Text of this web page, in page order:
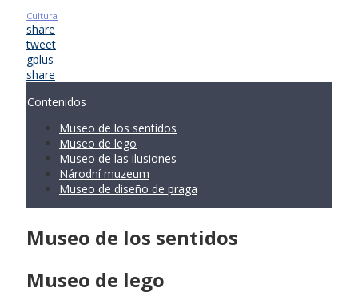
Cultura
share
tweet
gplus
share
Contenidos
Museo de los sentidos
Museo de lego
Museo de las ilusiones
Národní muzeum
Museo de diseño de praga
Museo de los sentidos
Museo de lego